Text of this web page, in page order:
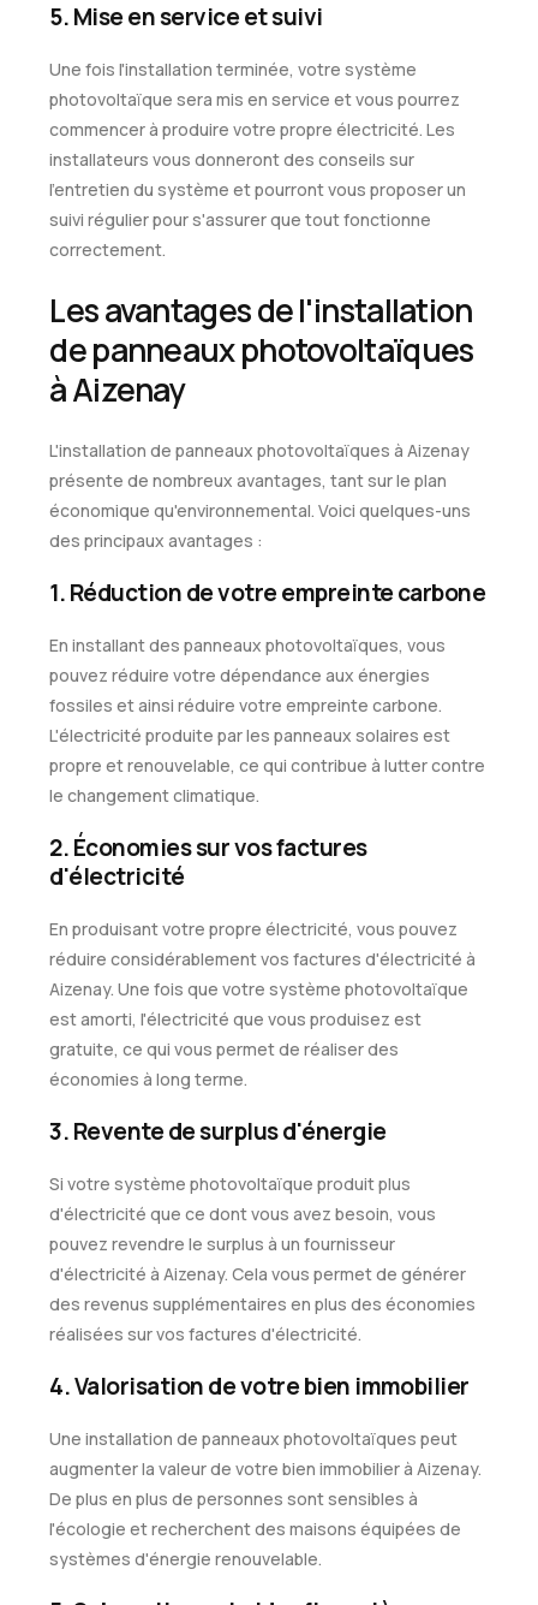
5. Mise en service et suivi
Une fois l'installation terminée, votre système
photovoltaïque sera mis en service et vous pourrez
commencer à produire votre propre électricité. Les
installateurs vous donneront des conseils sur
l'entretien du système et pourront vous proposer un
suivi régulier pour s'assurer que tout fonctionne
correctement.
Les avantages de l'installation
de panneaux photovoltaïques
à Aizenay
L'installation de panneaux photovoltaïques à Aizenay
présente de nombreux avantages, tant sur le plan
économique qu'environnemental. Voici quelques-uns
des principaux avantages :
1. Réduction de votre empreinte carbone
En installant des panneaux photovoltaïques, vous
pouvez réduire votre dépendance aux énergies
fossiles et ainsi réduire votre empreinte carbone.
L'électricité produite par les panneaux solaires est
propre et renouvelable, ce qui contribue à lutter contre
le changement climatique.
2. Économies sur vos factures
d'électricité
En produisant votre propre électricité, vous pouvez
réduire considérablement vos factures d'électricité à
Aizenay. Une fois que votre système photovoltaïque
est amorti, l'électricité que vous produisez est
gratuite, ce qui vous permet de réaliser des
économies à long terme.
3. Revente de surplus d'énergie
Si votre système photovoltaïque produit plus
d'électricité que ce dont vous avez besoin, vous
pouvez revendre le surplus à un fournisseur
d'électricité à Aizenay. Cela vous permet de générer
des revenus supplémentaires en plus des économies
réalisées sur vos factures d'électricité.
4. Valorisation de votre bien immobilier
Une installation de panneaux photovoltaïques peut
augmenter la valeur de votre bien immobilier à Aizenay.
De plus en plus de personnes sont sensibles à
l'écologie et recherchent des maisons équipées de
systèmes d'énergie renouvelable.